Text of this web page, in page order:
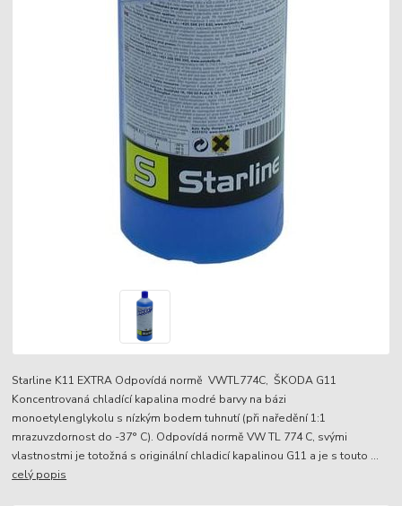
Starline K11 EXTRA Odpovídá normě VWTL774C, ŠKODA G11
Koncentrovaná chladící kapalina modré barvy na bázi
monoetylenglykolu s nízkým bodem tuhnutí (při naředění 1:1
mrazuvzdornost do -37° C). Odpovídá normě VW TL 774 C, svými
vlastnostmi je totožná s originální chladicí kapalinou G11 a je s touto ...
celý popis